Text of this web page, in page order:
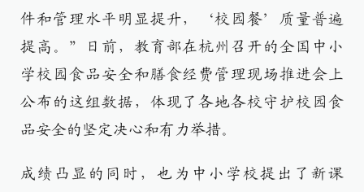
件和管理水平明显提升，‘校园餐’质量普遍
提高。”日前，教育部在杭州召开的全国中小
学校园食品安全和膳食经费管理现场推进会上
公布的这组数据，体现了各地各校守护校园食
品安全的坚定决心和有力举措。
成绩凸显的同时，也为中小学校提出了新课